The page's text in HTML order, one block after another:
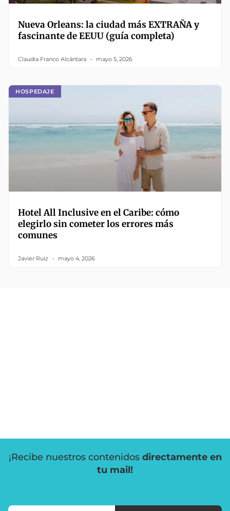
Nueva Orleans: la ciudad más EXTRAÑA y
fascinante de EEUU (guía completa)
Claudia Franco Alcántara mayo 5, 2026
HOSPEDAJE
Hotel All Inclusive en el Caribe: cómo
elegirlo sin cometer los errores más
comunes
Javier Ruiz mayo 4, 2026
¡Recibe nuestros contenidos directamente en
tu mail!